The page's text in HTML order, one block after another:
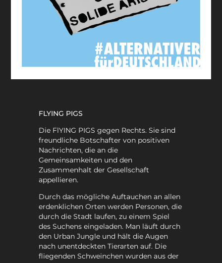
FLYING PIGS
Die FlYING PIGS gegen Rechts. Sie sind
freundliche Botschafter von positiven
Nachrichten, die an die
Gemeinsamkeiten und den
Zusammenhalt der Gesellschaft
appellieren.
Durch das mögliche Auftauchen an allen
erdenklichen Orten werden Personen, die
durch die Stadt laufen, zu einem Spiel
des Suchens eingeladen. Man läuft durch
den Urban Jungle und hält die Augen
nach unentdeckten Tierarten auf. Die
fliegenden Schweinchen wurden aus der